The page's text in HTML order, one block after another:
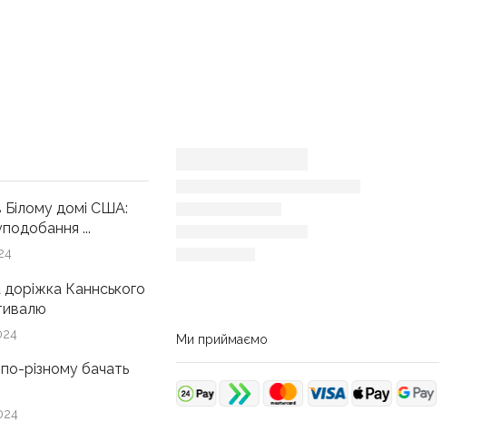
домі США:
...
Каннського
різному бачать
Ми приймаємо